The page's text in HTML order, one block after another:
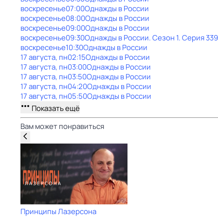
воскресенье07:00Однажды в России
воскресенье08:00Однажды в России
воскресенье09:00Однажды в России
воскресенье09:30Однажды в России. Сезон 1. Серия
воскресенье10:30Однажды в России
17 августа, пн02:15Однажды в России
17 августа, пн03:00Однажды в России
17 августа, пн03:50Однажды в России
17 августа, пн04:20Однажды в России
17 августа, пн05:50Однажды в России
Показать ещё
Вам может понравиться
Принципы Лазерсона